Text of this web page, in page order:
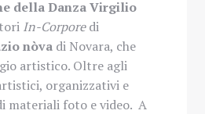
della Danza Virgilio
In-Corporedi
nòva di Novara, che
artistico. Oltre agli
organizzativi e
materiali foto e video. A